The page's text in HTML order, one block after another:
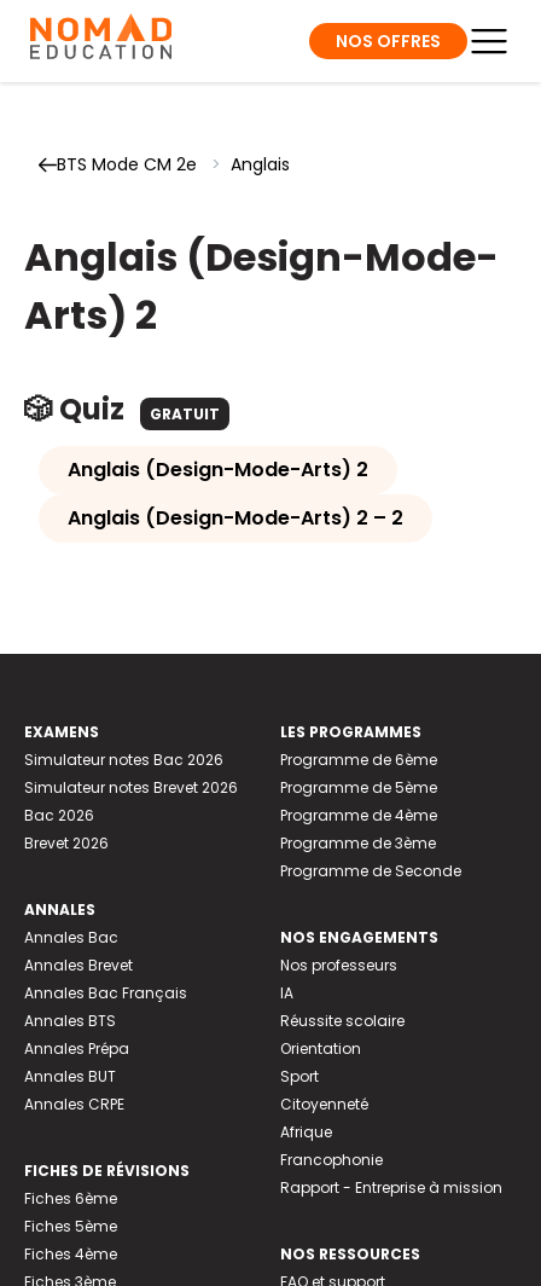
NOS OFFRES
BTS Mode CM 2e > Anglais
Anglais (Design-Mode-
Arts) 2
🎲 Quiz GRATUIT
Anglais (Design-Mode-Arts) 2
Anglais (Design-Mode-Arts) 2 – 2
EXAMENS
Simulateur notes Bac 2026
Simulateur notes Brevet 2026
Bac 2026
Brevet 2026
ANNALES
Annales Bac
Annales Brevet
Annales Bac Français
Annales BTS
Annales Prépa
Annales BUT
Annales CRPE
FICHES DE RÉVISIONS
Fiches 6ème
Fiches 5ème
Fiches 4ème
Fiches 3ème
LES PROGRAMMES
Programme de 6ème
Programme de 5ème
Programme de 4ème
Programme de 3ème
Programme de Seconde
NOS ENGAGEMENTS
Nos professeurs
IA
Réussite scolaire
Orientation
Sport
Citoyenneté
Afrique
Francophonie
Rapport - Entreprise à mission
NOS RESSOURCES
FAQ et support